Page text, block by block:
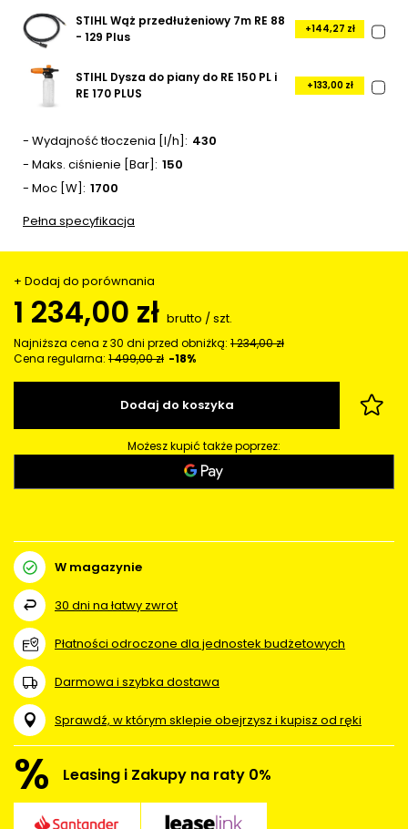
STIHL Wąż przedłużeniowy 7m RE 88
- 129 Plus
+144,27 zł
STIHL Dysza do piany do RE 150 PL i
RE 170 PLUS
+133,00 zł
- Wydajność tłoczenia [l/h]
430
- Maks. ciśnienie [Bar]
150
- Moc [W]
1700
Pełna specyfikacja
+ Dodaj do porównania
1 234,00 zł brutto / szt.
Najniższa cena z 30 dni przed obniżką: 1 234,00 zł
Cena regularna: 1 499,00 zł -18%
Dodaj do koszyka
Możesz kupić także poprzez:
W magazynie
30 dni na łatwy zwrot
Płatności odroczone dla jednostek budżetowych
Darmowa i szybka dostawa
Sprawdź, w którym sklepie obejrzysz i kupisz od ręki
% Leasing i Zakupy na raty 0%